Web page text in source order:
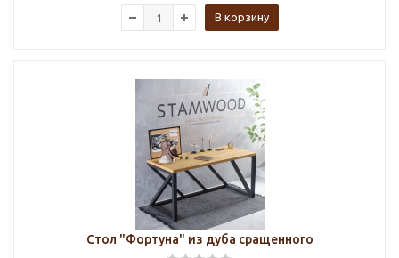
В корзину
Стол "Фортуна" из дуба сращенного